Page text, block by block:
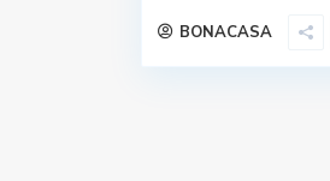
BONACASA